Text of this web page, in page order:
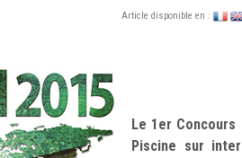
Article disponible en :
Le 1er
Piscine sur